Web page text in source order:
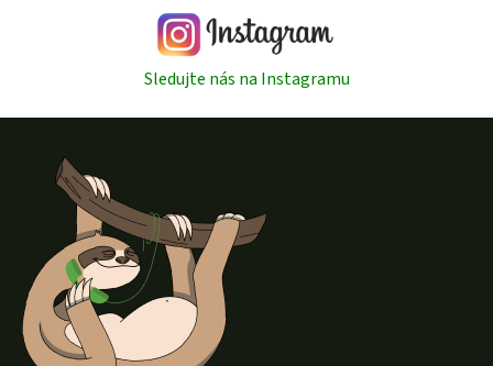
Sledujte nás na Instagramu